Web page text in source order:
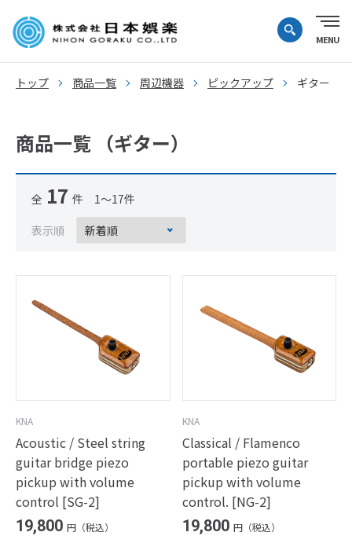
トップ 商品一覧 周辺機器 ピックアップ ギター
商品一覧 （ギター）
全 17 件 1～17件
表示順
KNA
Acoustic / Steel string
guitar bridge piezo
pickup with volume
control [SG-2]
19,800 円（税込）
KNA
Classical / Flamenco
portable piezo guitar
pickup with volume
control. [NG-2]
19,800 円（税込）